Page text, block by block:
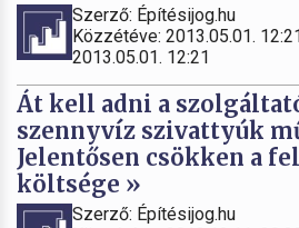
Szerző: Építésijog.hu
Közzétéve: 2013.05.01.
2013.05.01. 12:21
Át kell adni a
szennyvíz szivattyúk
Jelentősen csökken a
költsége »
Szerző: Építésijog.hu